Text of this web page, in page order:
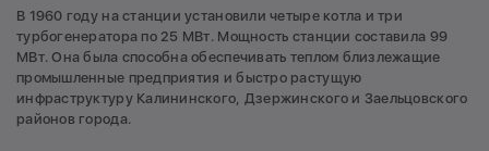
В 1960 году на станции установили четыре котла и три
турбогенератора по 25 МВт. Мощность станции составила 99
МВт. Она была способна обеспечивать теплом близлежащие
промышленные предприятия и быстро растущую
инфраструктуру Калининского, Дзержинского и Заельцовского
районов города.